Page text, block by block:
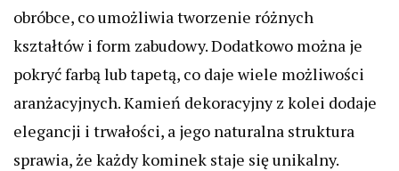
obróbce, co umożliwia tworzenie różnych
kształtów i form zabudowy. Dodatkowo można je
pokryć farbą lub tapetą, co daje wiele możliwości
aranżacyjnych. Kamień dekoracyjny z kolei dodaje
elegancji i trwałości, a jego naturalna struktura
sprawia, że każdy kominek staje się unikalny.